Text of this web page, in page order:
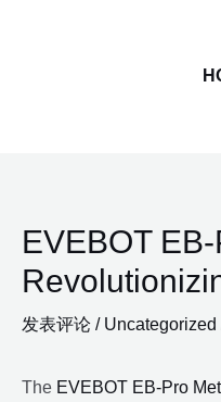
EVEBOT
发表评论 / Uncategorized
The EVEBOT EB-Pro